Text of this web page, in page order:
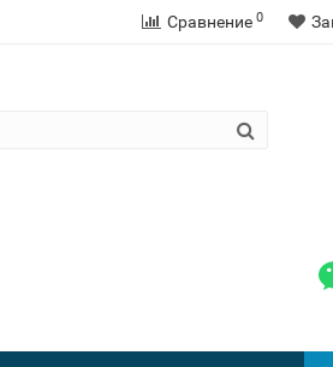
Сравнение 0